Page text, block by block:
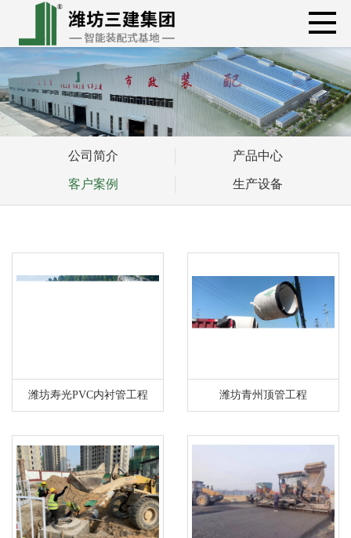
公司简介 产品中心
客户案例 生产设备
潍坊寿光PVC内衬管工程 潍坊青州顶管工程